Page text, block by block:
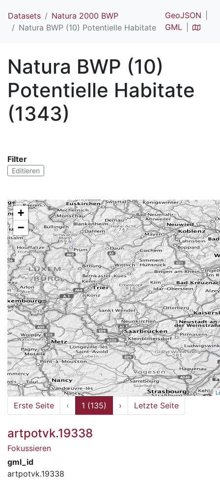
Datasets
Natura 2000 BWP
Natura BWP (10) Potentielle Habitate
GeoJSON
GML
Natura BWP (10)
Potentielle Habitate
(1343)
Filter
Editieren
+
−
Erste Seite ‹ 1 (135) › Letzte Seite
artpotvk.19338
Fokussieren
gml_id
artpotvk.19338